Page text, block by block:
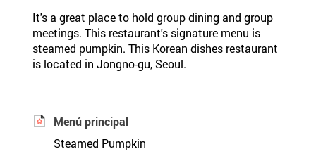
It's a great place to hold group dining and group
meetings. This restaurant's signature menu is
steamed pumpkin. This Korean dishes restaurant
is located in Jongno-gu, Seoul.
Menú principal
Steamed Pumpkin